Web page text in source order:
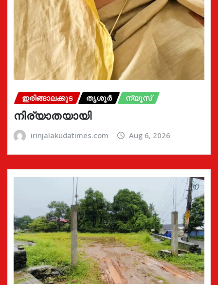
ഇരിങ്ങാലക്കുട തൃശൂർ ന്യൂസ്
നിര്യാതയായി
irinjalakudatimes.com Aug 6, 2026